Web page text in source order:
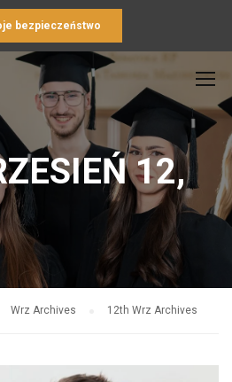
bezpieczeństwo
12,
Wrz Archives 12th Wrz Archives